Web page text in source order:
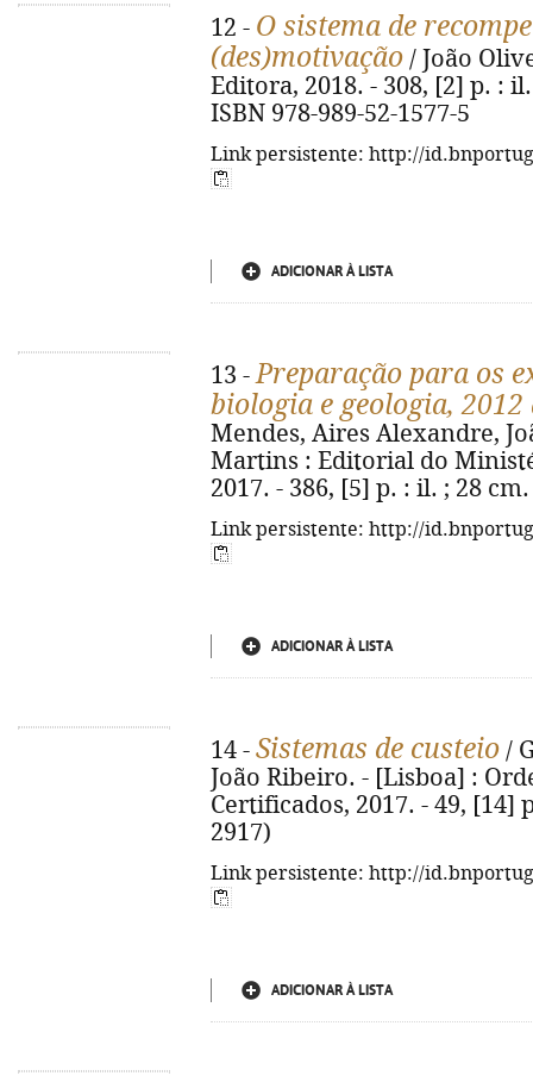
12 - O sistema de
(des)motivação / João
Editora, 2018. - 308, [2] p. :
ISBN 978-989-52-1577-5
Link persistente: http://
ADICIONAR À LISTA
13 -Preparação para os
biologia e geologia, 2012
Mendes, Aires Alexandre,
Martins : Editorial do
2017. - 386, [5] p. : il. ; 28
Link persistente: http://
ADICIONAR À LISTA
14 - Sistemas de custeio /
João Ribeiro. - [Lisboa] :
Certificados, 2017. - 49, [14]
2917)
Link persistente: http://
ADICIONAR À LISTA